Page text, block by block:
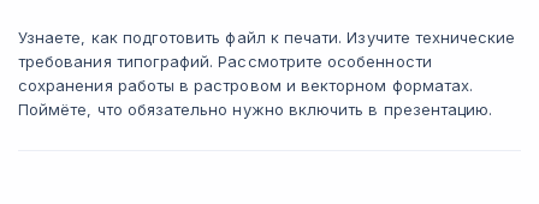
Узнаете, как подготовить файл к печати. Изучите технические
требования типографий. Рассмотрите особенности
сохранения работы в растровом и векторном форматах.
Поймёте, что обязательно нужно включить в презентацию.